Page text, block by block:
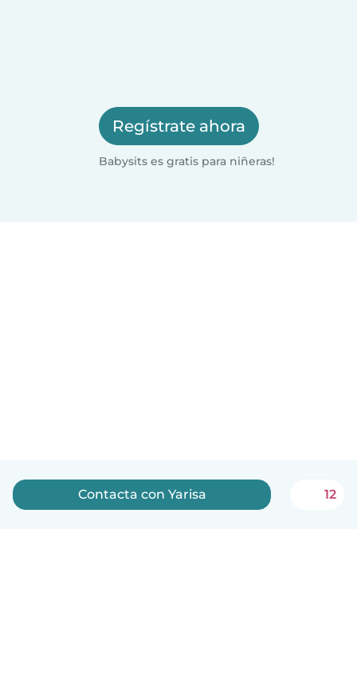
Regístrate ahora
Babysits es gratis para niñeras!
Contacta con Yarisa 12